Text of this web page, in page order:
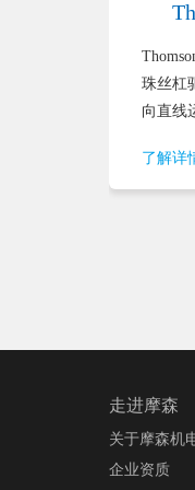
珠丝杠
向直线
了解详
走进摩森
关于摩森机
企业资质